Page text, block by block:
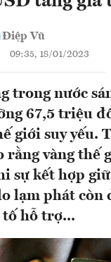
Điệp Vũ
09:35, 18/01/2023
trong nước
67,5 triệu
giới suy yếu.
rằng vàng thế
sự kết hợp
lạm phát còn
hỗ trợ...